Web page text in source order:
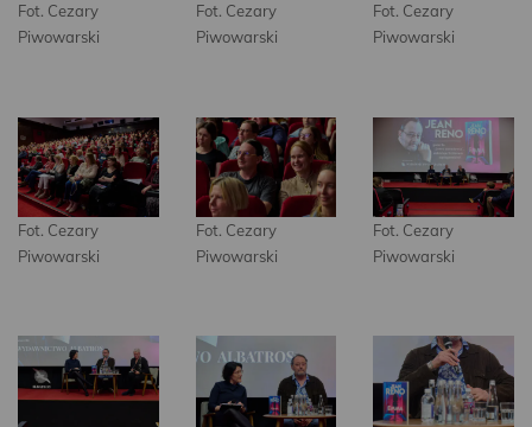
Fot. Cezary
Piwowarski
Fot. Cezary
Piwowarski
Fot. Cezary
Piwowarski
Fot. Cezary
Piwowarski
Fot. Cezary
Piwowarski
Fot. Cezary
Piwowarski